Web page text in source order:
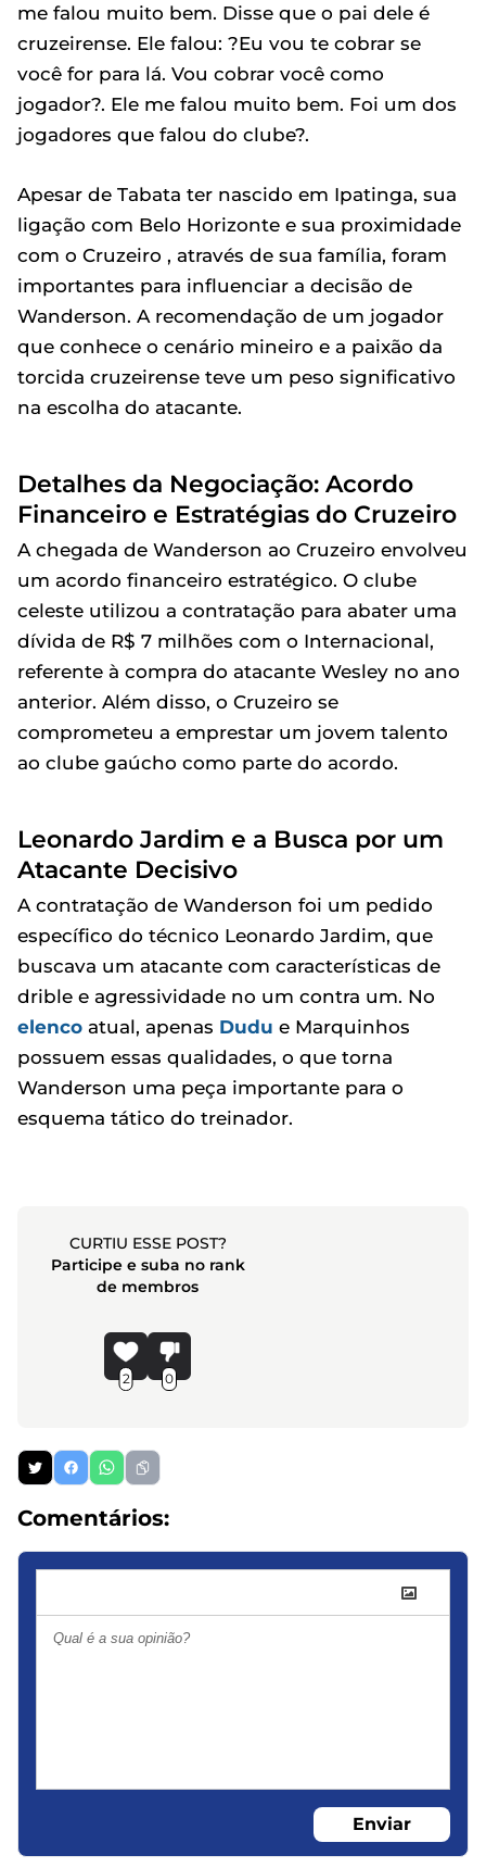
me falou muito bem. Disse que o pai dele é
cruzeirense. Ele falou: ?Eu vou te cobrar se
você for para lá. Vou cobrar você como
jogador?. Ele me falou muito bem. Foi um dos
jogadores que falou do clube?.
Apesar de Tabata ter nascido em Ipatinga, sua
ligação com Belo Horizonte e sua proximidade
com o Cruzeiro , através de sua família, foram
importantes para influenciar a decisão de
Wanderson. A recomendação de um jogador
que conhece o cenário mineiro e a paixão da
torcida cruzeirense teve um peso significativo
na escolha do atacante.
Detalhes da Negociação: Acordo
Financeiro e Estratégias do Cruzeiro
A chegada de Wanderson ao Cruzeiro envolveu
um acordo financeiro estratégico. O clube
celeste utilizou a contratação para abater uma
dívida de R$ 7 milhões com o Internacional,
referente à compra do atacante Wesley no ano
anterior. Além disso, o Cruzeiro se
comprometeu a emprestar um jovem talento
ao clube gaúcho como parte do acordo.
Leonardo Jardim e a Busca por um
Atacante Decisivo
A contratação de Wanderson foi um pedido
específico do técnico Leonardo Jardim, que
buscava um atacante com características de
drible e agressividade no um contra um. No
elenco atual, apenas Dudu e Marquinhos
possuem essas qualidades, o que torna
Wanderson uma peça importante para o
esquema tático do treinador.
CURTIU ESSE POST?
Participe e suba no rank
de membros
2 0
Comentários:
Enviar